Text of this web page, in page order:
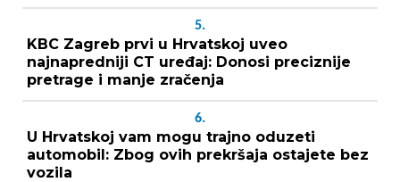
5.
KBC Zagreb prvi u Hrvatskoj uveo
najnapredniji CT uređaj: Donosi preciznije
pretrage i manje zračenja
6.
U Hrvatskoj vam mogu trajno oduzeti
automobil: Zbog ovih prekršaja ostajete bez
vozila